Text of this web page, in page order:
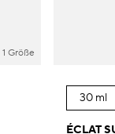
1 Größe
30 ml
ÉCLAT